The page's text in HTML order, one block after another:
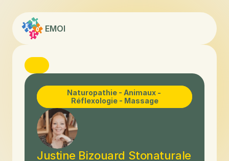
EMOI
Naturopathie - Animaux -
Réflexologie - Massage